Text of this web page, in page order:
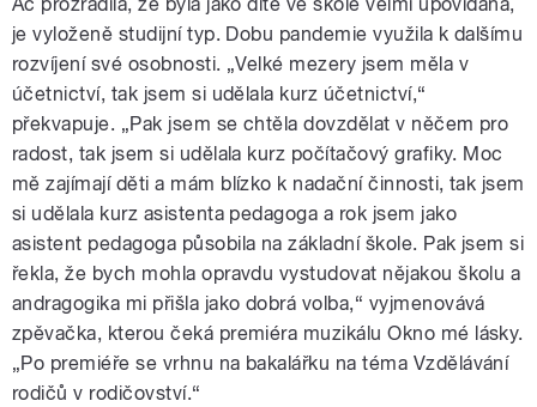
je vyloženě studijní typ. Dobu pandemie využila k dalšímu
rozvíjení své osobnosti. „Velké mezery jsem měla v
účetnictví, tak jsem si udělala kurz účetnictví,“
překvapuje. „Pak jsem se chtěla dovzdělat v něčem pro
radost, tak jsem si udělala kurz počítačový grafiky. Moc
mě zajímají děti a mám blízko k nadační činnosti, tak jsem
si udělala kurz asistenta pedagoga a rok jsem jako
asistent pedagoga působila na základní škole. Pak jsem si
řekla, že bych mohla opravdu vystudovat nějakou školu a
andragogika mi přišla jako dobrá volba,“ vyjmenovává
zpěvačka, kterou čeká premiéra muzikálu Okno mé lásky.
„Po premiéře se vrhnu na bakalářku na téma Vzdělávání
rodičů v rodičovství.“